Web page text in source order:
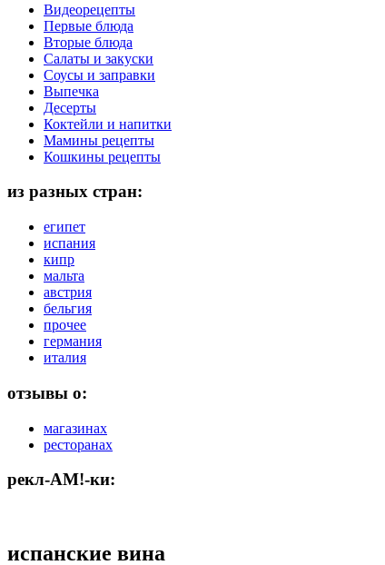
Видеорецепты
Первые блюда
Вторые блюда
Салаты и закуски
Соусы и заправки
Выпечка
Десерты
Коктейли и напитки
Мамины рецепты
Кошкины рецепты
из разных стран:
египет
испания
кипр
мальта
австрия
бельгия
прочее
германия
италия
отзывы о:
магазинах
ресторанах
рекл-АМ!-ки:
испанские вина